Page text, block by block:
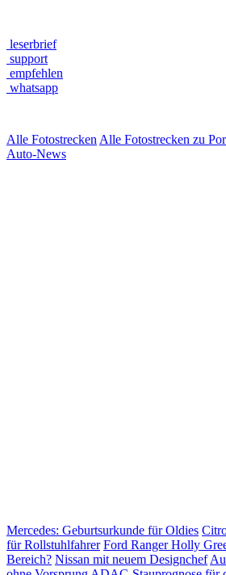
leserbrief
support
empfehlen
whatsapp
Alle Fotostrecken Alle Fotostrecken zu
Auto-News
Mercedes: Geburtsurkunde für Oldies
für Rollstuhlfahrer Ford Ranger Holly
Bereich? Nissan mit neuem Designchef